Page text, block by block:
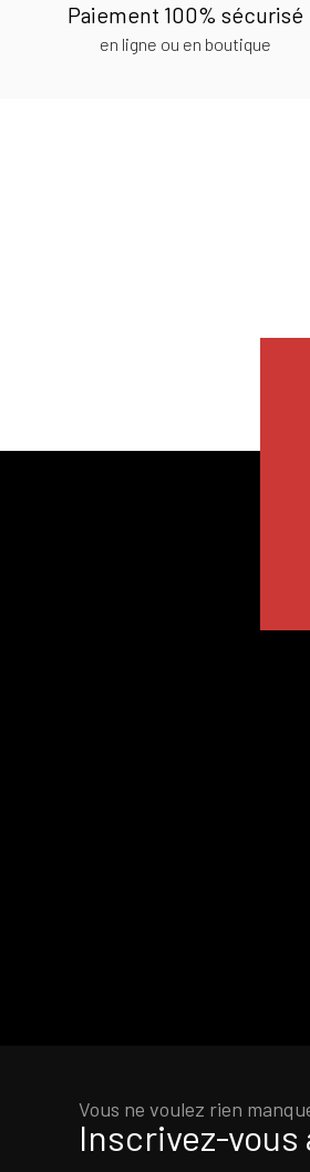
Paiement 100% sécurisé
en ligne ou en boutique
Vous ne voulez rien
Inscrivez-